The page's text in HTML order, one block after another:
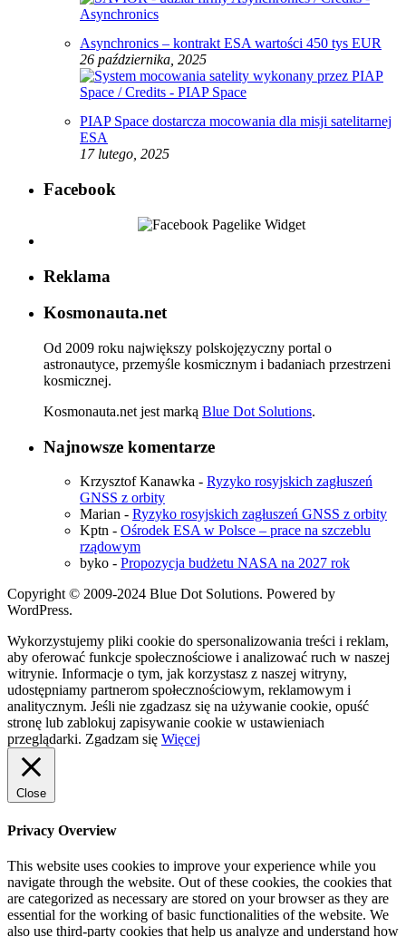
Asynchronics – kontrakt ESA wartości 450 tys EUR
26 października, 2025
PIAP Space dostarcza mocowania dla misji satelitarnej
ESA
17 lutego, 2025
Facebook
Reklama
Kosmonauta.net
Od 2009 roku największy polskojęzyczny portal o
astronautyce, przemyśle kosmicznym i badaniach przestrzeni
kosmicznej.
Kosmonauta.net jest marką Blue Dot Solutions.
Najnowsze komentarze
Krzysztof Kanawka - Ryzyko rosyjskich zagłuszeń
GNSS z orbity
Marian - Ryzyko rosyjskich zagłuszeń GNSS z orbity
Kptn - Ośrodek ESA w Polsce – prace na szczeblu
rządowym
byko - Propozycja budżetu NASA na 2027 rok
Copyright © 2009-2024 Blue Dot Solutions. Powered by
WordPress.
Wykorzystujemy pliki cookie do spersonalizowania treści i reklam,
aby oferować funkcje społecznościowe i analizować ruch w naszej
witrynie. Informacje o tym, jak korzystasz z naszej witryny,
udostępniamy partnerom społecznościowym, reklamowym i
analitycznym. Jeśli nie zgadzasz się na używanie cookie, opuść
stronę lub zablokuj zapisywanie cookie w ustawieniach
przeglądarki. Zgadzam się Więcej
Close
Privacy Overview
This website uses cookies to improve your experience while you
navigate through the website. Out of these cookies, the cookies that
are categorized as necessary are stored on your browser as they are
essential for the working of basic functionalities of the website. We
also use third-party cookies that help us analyze and understand how